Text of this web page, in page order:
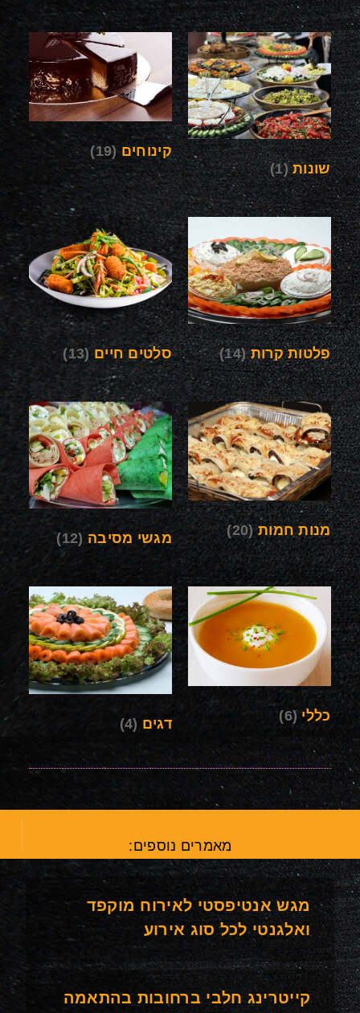
שונות(1)
קינוחים(19)
פלטות קרות(14) סלטים חיים(13)
מנות חמות(20)
מגשי מסיבה (12)
כללי (6) דגים (4)
מאמרים נוספים:
מגש אנטיפסטי לאירוח מוקפד
ואלגנטי לכל סוג אירוע
קייטרינג חלבי ברחובות בהתאמה